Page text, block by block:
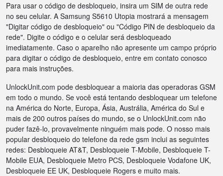
Para usar o código de desbloqueio, insira um SIM de outra rede
no seu celular. A Samsung S5610 Utopia mostrará a mensagem
"Digitar código de desbloqueio" ou "Código PIN de desbloqueio da
rede". Digite o código e o celular será desbloqueado
imediatamente. Caso o aparelho não apresente um campo próprio
para digitar o código de desbloqueio, entre em contato conosco
para mais instruções.
UnlockUnit.com pode desbloquear a maioria das operadoras GSM
em todo o mundo. Se você está tentando desbloquear um telefone
na América do Norte, Europa, Ásia, Austrália, América do Sul e
mais de 200 outros países do mundo, se o UnlockUnit.com não
puder fazê-lo, provavelmente ninguém mais pode. O nosso mais
popular desbloqueio do telefone da rede gsm inclui as seguintes
redes: Desbloqueie AT&T, Desbloqueie T-Mobile, Desbloqueie T-
Mobile EUA, Desbloqueie Metro PCS, Desbloqueie Vodafone UK,
Desbloqueie EE UK, Desbloqueie Rogers e muito mais.